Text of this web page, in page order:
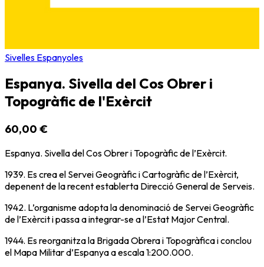
Sivelles Espanyoles
Espanya. Sivella del Cos Obrer i
Topogràfic de l'Exèrcit
60,00 €
Espanya. Sivella del Cos Obrer i Topogràfic de l’Exèrcit.
1939. Es crea el Servei Geogràfic i Cartogràfic de l’Exèrcit,
depenent de la recent establerta Direcció General de Serveis.
1942. L’organisme adopta la denominació de Servei Geogràfic
de l’Exèrcit i passa a integrar-se a l’Estat Major Central.
1944. Es reorganitza la Brigada Obrera i Topogràfica i conclou
el Mapa Militar d’Espanya a escala 1:200.000.